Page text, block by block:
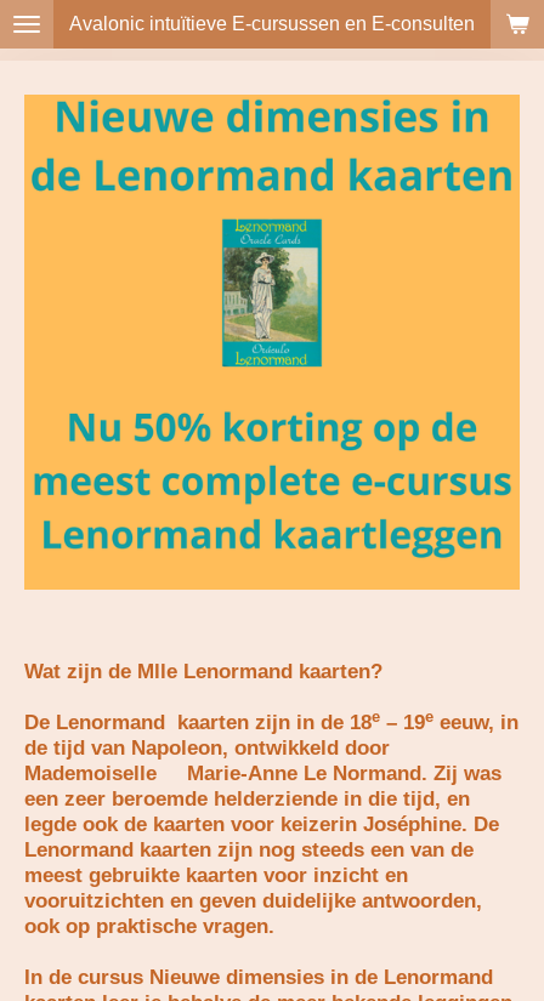
Ga
direct
hoofdinhoud
Avalonic intuïtieve E-cursussen en E-consulten
Wat zijn de Mlle Lenormand kaarten?
De Lenormand kaarten zijn in de 18e – 19e eeuw, in
de tijd van Napoleon, ontwikkeld door
Mademoiselle Marie-Anne Le Normand. Zij was
een zeer beroemde helderziende in die tijd, en
legde ook de kaarten voor keizerin Joséphine. De
Lenormand kaarten zijn nog steeds een van de
meest gebruikte kaarten voor inzicht en
vooruitzichten en geven duidelijke antwoorden,
ook op praktische vragen.
In de cursus Nieuwe dimensies in de Lenormand